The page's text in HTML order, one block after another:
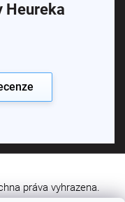
Heureka
práva vyhrazena.